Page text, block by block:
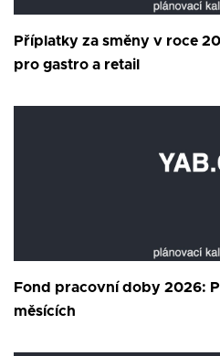
Příplatky za směny v roce
pro gastro a retail
Fond pracovní doby 2026:
měsících